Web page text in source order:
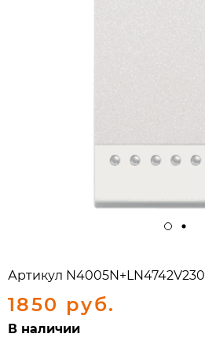
Артикул N4005N+LN4742V230
1850 руб.
В наличии